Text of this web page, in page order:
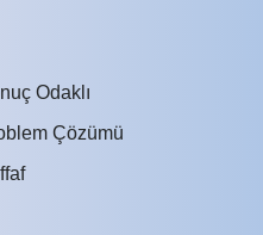
Odaklı
Çözümü